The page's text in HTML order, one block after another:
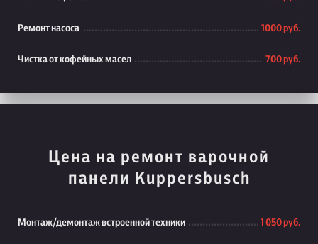
Ремонт насоса 1000 руб.
Чистка от кофейных масел 700 руб.
Цена на ремонт варочной
панели Kuppersbusch
Монтаж/демонтаж встроенной техники 1 050 руб.